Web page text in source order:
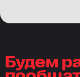
Будем